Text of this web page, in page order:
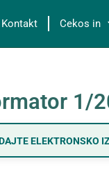
Kontakt Cekos in
1/
ELEKTRONSKO